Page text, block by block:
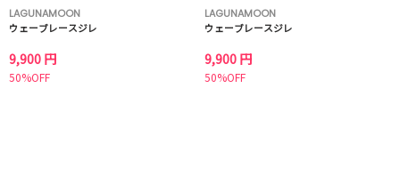
LAGUNAMOON
ウェーブレースジレ
9,900 円
50%OFF
LAGUNAMOON
ウェーブレースジレ
9,900 円
50%OFF